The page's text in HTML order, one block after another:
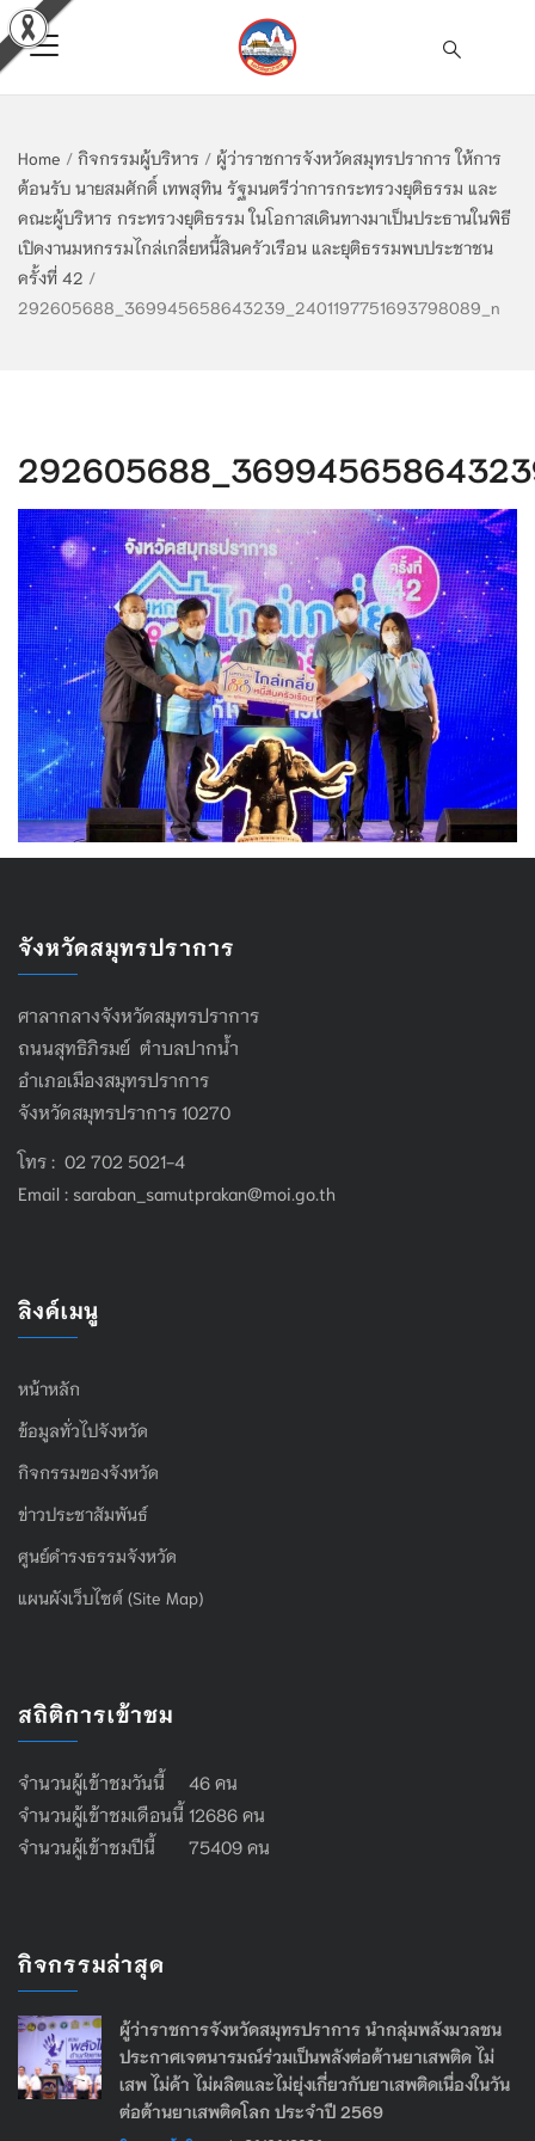
Home / กิจกรรมผู้บริหาร / ผู้ว่าราชการจังหวัดสมุทรปราการ ให้การ
ต้อนรับ นายสมศักดิ์ เทพสุทิน รัฐมนตรีว่าการกระทรวงยุติธรรม และ
คณะผู้บริหาร กระทรวงยุติธรรม ในโอกาสเดินทางมาเป็นประธานในพิธี
เปิดงานมหกรรมไกล่เกลี่ยหนี้สินครัวเรือน และยุติธรรมพบประชาชน
ครั้งที่ 42 /
292605688_369945658643239_2401197751693798089_n
จังหวัดสมุทรปราการ
ศาลากลางจังหวัดสมุทรปราการ
ถนนสุทธิภิรมย์ ตำบลปากน้ำ
อำเภอเมืองสมุทรปราการ
จังหวัดสมุทรปราการ 10270
โทร : 02 702 5021-4
Email : saraban_samutprakan@moi.go.th
ลิงค์เมนู
หน้าหลัก
ข้อมูลทั่วไปจังหวัด
กิจกรรมของจังหวัด
ข่าวประชาสัมพันธ์
ศูนย์ดำรงธรรมจังหวัด
แผนผังเว็บไซต์ (Site Map)
สถิติการเข้าชม
จำนวนผู้เข้าชมวันนี้ 46 คน
จำนวนผู้เข้าชมเดือนนี้ 12686 คน
จำนวนผู้เข้าชมปีนี้ 75409 คน
กิจกรรมล่าสุด
ผู้ว่าราชการจังหวัดสมุทรปราการ นำกลุ่มพลังมวลชน
ประกาศเจตนารมณ์ร่วมเป็นพลังต่อต้านยาเสพติด ไม่
เสพ ไม่ค้า ไม่ผลิตและไม่ยุ่งเกี่ยวกับยาเสพติดเนื่องในวัน
ต่อต้านยาเสพติดโลก ประจำปี 2569